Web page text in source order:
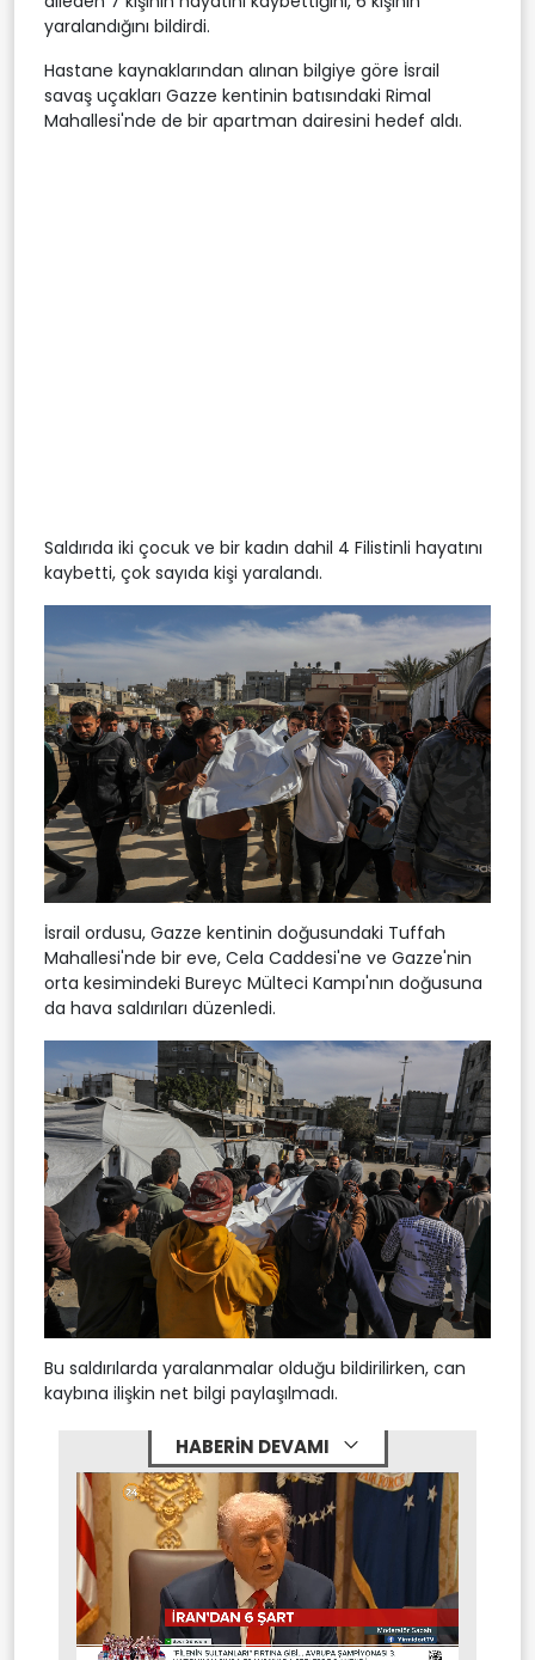
yaralandığını bildirdi.
Hastane kaynaklarından alınan bilgiye göre İsrail
savaş uçakları Gazze kentinin batısındaki Rimal
Mahallesi'nde de bir apartman dairesini hedef aldı.
Saldırıda iki çocuk ve bir kadın dahil 4 Filistinli hayatını
kaybetti, çok sayıda kişi yaralandı.
İsrail ordusu, Gazze kentinin doğusundaki Tuffah
Mahallesi'nde bir eve, Cela Caddesi'ne ve Gazze'nin
orta kesimindeki Bureyc Mülteci Kampı'nın doğusuna
da hava saldırıları düzenledi.
Bu saldırılarda yaralanmalar olduğu bildirilirken, can
kaybına ilişkin net bilgi paylaşılmadı.
HABERİN DEVAMI